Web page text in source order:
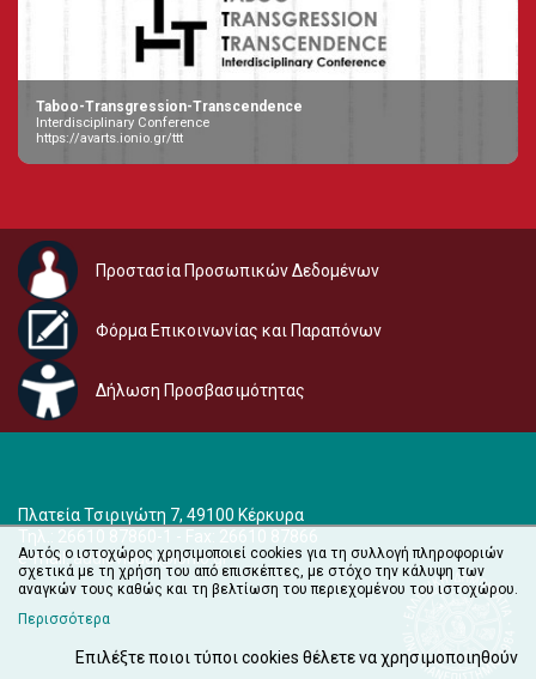
Taboo-Transgression-Transcendence
Interdisciplinary Conference
https://avarts.ionio.gr/ttt
Προστασία Προσωπικών Δεδομένων
Φόρμα Επικοινωνίας και Παραπόνων
Δήλωση Προσβασιμότητας
Πλατεία Τσιριγώτη 7, 49100 Κέρκυρα
Τηλ.: 26610 87860-1 - Fax: 26610 87866
e-mail:audiovisual@ionio.gr
Αυτός ο ιστοχώρος χρησιμοποιεί cookies για τη συλλογή πληροφοριών
σχετικά με τη χρήση του από επισκέπτες, με στόχο την κάλυψη των
αναγκών τους καθώς και τη βελτίωση του περιεχομένου του ιστοχώρου.
Περισσότερα
Επιλέξτε ποιοι τύποι cookies θέλετε να χρησιμοποιηθούν